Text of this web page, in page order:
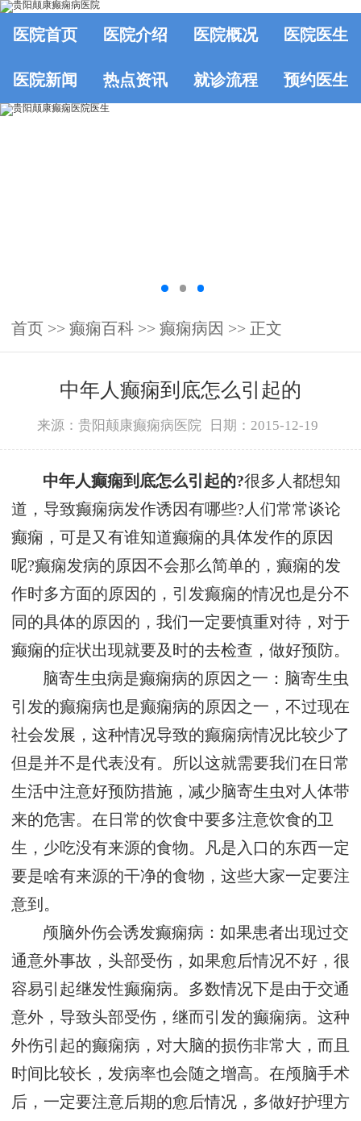
医院首页 医院介绍 医院概况 医院医生
医院新闻 热点资讯 就诊流程 预约医生
首页 >> 癫痫百科 >> 癫痫病因 >> 正文
中年人癫痫到底怎么引起的
来源：贵阳颠康癫痫病医院 日期：2015-12-19
中年人癫痫到底怎么引起的?很多人都想知
道，导致癫痫病发作诱因有哪些?人们常常谈论
癫痫，可是又有谁知道癫痫的具体发作的原因
呢?癫痫发病的原因不会那么简单的，癫痫的发
作时多方面的原因的，引发癫痫的情况也是分不
同的具体的原因的，我们一定要慎重对待，对于
癫痫的症状出现就要及时的去检查，做好预防。
脑寄生虫病是癫痫病的原因之一：脑寄生虫
引发的癫痫病也是癫痫病的原因之一，不过现在
社会发展，这种情况导致的癫痫病情况比较少了
但是并不是代表没有。所以这就需要我们在日常
生活中注意好预防措施，减少脑寄生虫对人体带
来的危害。在日常的饮食中要多注意饮食的卫
生，少吃没有来源的食物。凡是入口的东西一定
要是啥有来源的干净的食物，这些大家一定要注
意到。
颅脑外伤会诱发癫痫病：如果患者出现过交
通意外事故，头部受伤，如果愈后情况不好，很
容易引起继发性癫痫病。多数情况下是由于交通
意外，导致头部受伤，继而引发的癫痫病。这种
外伤引起的癫痫病，对大脑的损伤非常大，而且
时间比较长，发病率也会随之增高。在颅脑手术
后，一定要注意后期的愈后情况，多做好护理方